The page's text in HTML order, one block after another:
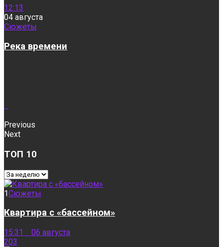
12:13
04 августа
Сюжеты
Река времени
Previous
Next
ТОП 10
1Сюжеты
Квартира с «бассейном»
15:31 06 августа
203